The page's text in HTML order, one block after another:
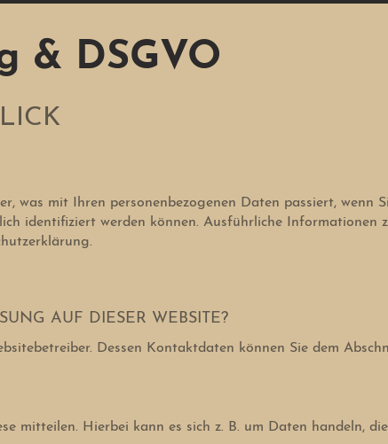
& DSGVO
was mit Ihren personenbezogenen Daten passiert, wenn
identifiziert werden können. Ausführliche Informationen
AUF DIESER WEBSITE?
Dessen Kontaktdaten können Sie dem
mitteilen. Hierbei kann es sich z. B. um Daten handeln,